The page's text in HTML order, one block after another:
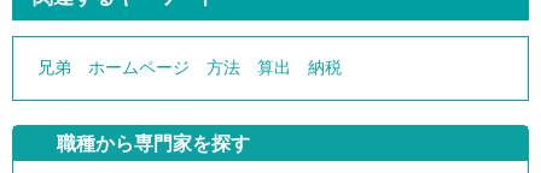
兄弟 ホームページ 方法 算出 納税
職種から専門家を探す